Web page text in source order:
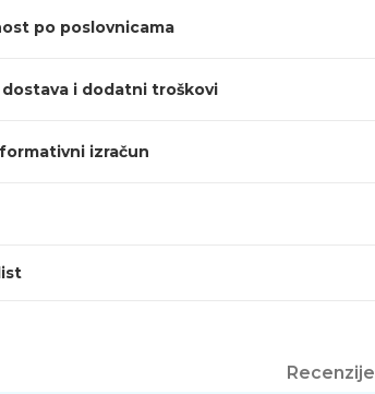
po poslovnicama
dostava i dodatni troškovi
izračun
Recenzije